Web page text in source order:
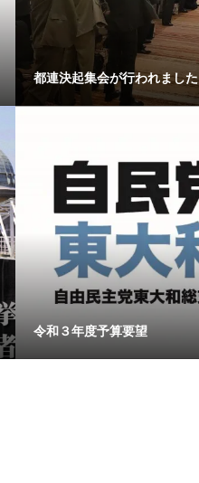
都連決起集会が行われました
令和３年度予算要望